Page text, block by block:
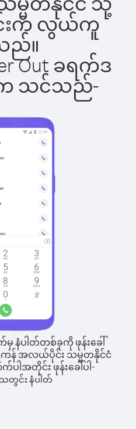
င်းက လွယ်ကူ
ည်။
Out ခရက်ဒ
ါက သင်သည်-
မှ နံပါတ်တစ်ခုကို ဖုန်းခေါ်
န် အလယ်ပိုင်း သမ္မတနိုင်ငံ
ပါအတိုင်း ဖုန်းခေါ်ပါ-
တွင်း နံပါတ်